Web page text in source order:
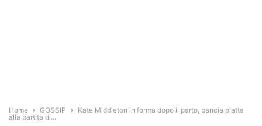
Home GOSSIP
Kate Middleton in forma dopo il parto, pancia piatta
alla partita di...